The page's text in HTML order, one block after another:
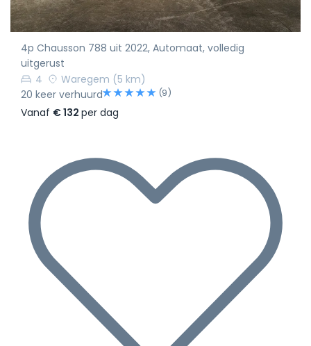
4p Chausson 788 uit 2022, Automaat, volledig
uitgerust
4
Waregem (5 km)
20 keer verhuurd
(9)
Vanaf € 132 per dag